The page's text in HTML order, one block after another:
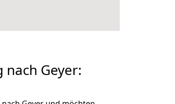
Geyer: